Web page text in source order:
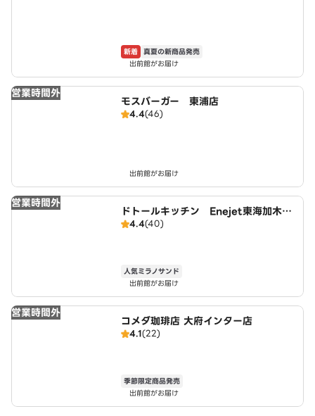
新着 真夏の新商品発売
出前館がお届け
営業時間外
モスバーガー 東浦店
4.4(46)
出前館がお届け
営業時間外
ドトールキッチン Enejet東海加木屋
店4.4(40)
人気ミラノサンド
出前館がお届け
営業時間外
コメダ珈琲店 大府インター店
4.1(22)
季節限定商品発売
出前館がお届け